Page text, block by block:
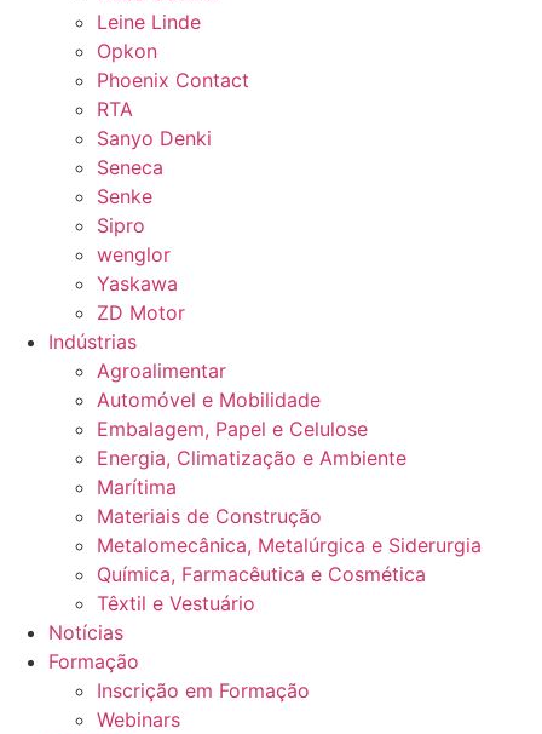
Leine Linde
Opkon
Phoenix Contact
RTA
Sanyo Denki
Seneca
Senke
Sipro
wenglor
Yaskawa
ZD Motor
Indústrias
Agroalimentar
Automóvel e Mobilidade
Embalagem, Papel e Celulose
Energia, Climatização e Ambiente
Marítima
Materiais de Construção
Metalomecânica, Metalúrgica e Siderurgia
Química, Farmacêutica e Cosmética
Têxtil e Vestuário
Notícias
Formação
Inscrição em Formação
Webinars